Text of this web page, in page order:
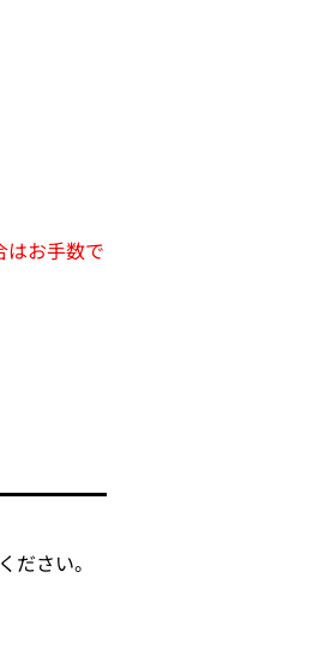
はお手数で
ださい。